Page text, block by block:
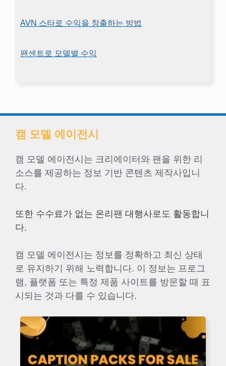
AVN 스타로 수익을 창출하는 방법
팬센트로 모델별 수익
캠 모델 에이전시
캠 모델 에이전시는 크리에이터와 팬을 위한 리
소스를 제공하는 정보 기반 콘텐츠 제작사입니
다.
또한 수수료가 없는 온리팬 대행사로도 활동합니
다.
캠 모델 에이전시는 정보를 정확하고 최신 상태
로 유지하기 위해 노력합니다. 이 정보는 프로그
램, 플랫폼 또는 특정 제품 사이트를 방문할 때 표
시되는 것과 다를 수 있습니다.